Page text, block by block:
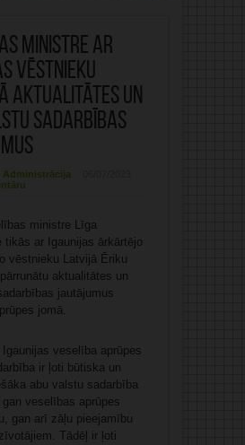
ministre ar
vēstnieku
aktualitātes un
sadarbības
Administrācija
ministre Līga
tikās ar Igaunijas ārkārtējo
vēstnieku Latvijā Ēriku
aktualitātes un
jautājumus
jomā.
Igaunijas veselība aprūpes
ir ļoti būtiska un
abu valstu sadarbība
veselības aprūpes
gan arī zāļu pieejamību
Tādēļ ir ļoti